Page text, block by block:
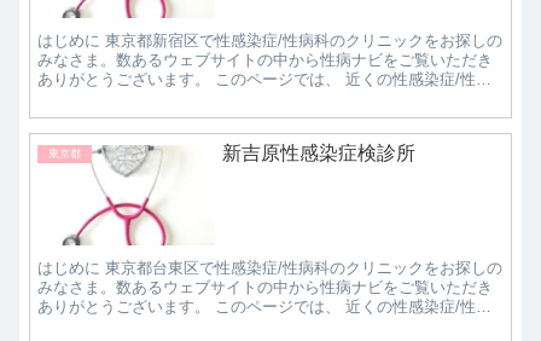
はじめに 東京都新宿区で性感染症/性病科のクリニックをお探しの
みなさま。数あるウェブサイトの中から性病ナビをご覧いただき
ありがとうございます。 このページでは、 近くの性感染症/性病
東京都 新吉原性感染症検診所
はじめに 東京都台東区で性感染症/性病科のクリニックをお探しの
みなさま。数あるウェブサイトの中から性病ナビをご覧いただき
ありがとうございます。 このページでは、 近くの性感染症/性病